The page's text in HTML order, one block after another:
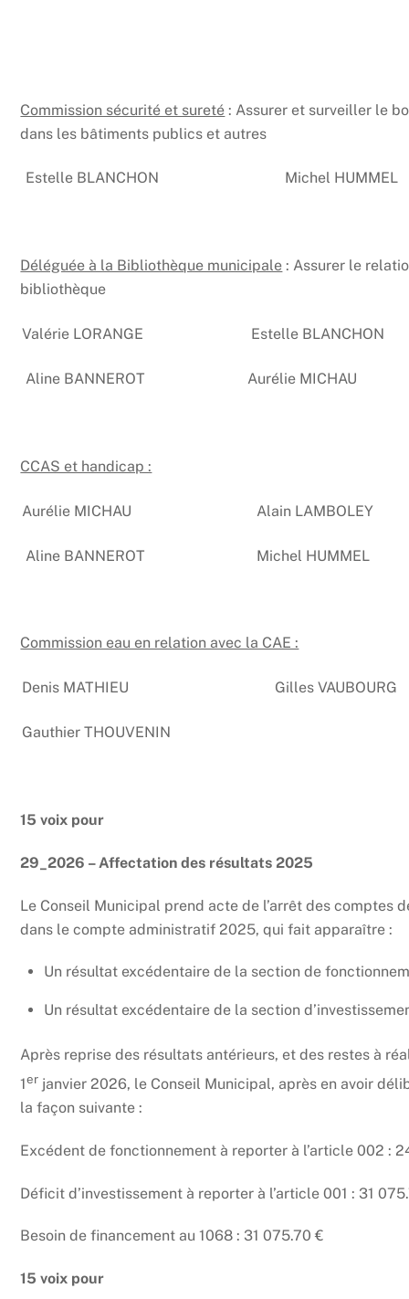
Commission sécurité et sureté : Assurer et surveiller le
dans les bâtiments publics et autres
Estelle BLANCHON Michel HUMMEL
Déléguée à la Bibliothèque municipale : Assurer le
bibliothèque
Valérie LORANGE Estelle BLANCHON
Aline BANNEROT Aurélie MICHAU
CCAS et handicap :
Aurélie MICHAU Alain LAMBOLEY
Aline BANNEROT Michel HUMMEL
Commission eau en relation avec la CAE :
Denis MATHIEU Gilles VAUBOURG
Gauthier THOUVENIN
15 voix pour
29_2026 – Affectation des résultats 2025
Le Conseil Municipal prend acte de l’arrêt des comptes
dans le compte administratif 2025, qui fait apparaître :
Un résultat excédentaire de la section de
Un résultat excédentaire de la section
Après reprise des résultats antérieurs, et des restes à
1er janvier 2026, le Conseil Municipal, après en avoir
la façon suivante :
Excédent de fonctionnement à reporter à l’article 002 :
Déficit d’investissement à reporter à l’article 001 : 31
Besoin de financement au 1068 : 31 075.70 €
15 voix pour